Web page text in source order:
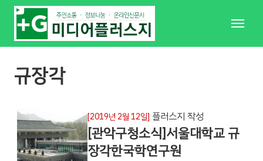
메
뉴
규장각
[2019년 2월 12일] 플러스지 작성
[관악구청소식]서울대학교 규
장각한국학연구원